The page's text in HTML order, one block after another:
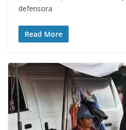
defensora
Read More